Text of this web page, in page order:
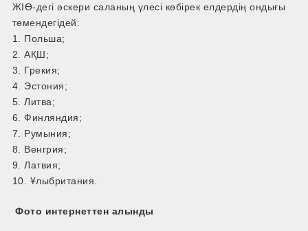
ЖІӨ-дегі әскери саланың үлесі көбірек елдердің ондығы
төмендегідей:
1. Польша;
2. АҚШ;
3. Грекия;
4. Эстония;
5. Литва;
6. Финляндия;
7. Румыния;
8. Венгрия;
9. Латвия;
10. Ұлыбритания.
Фото интернеттен алынды